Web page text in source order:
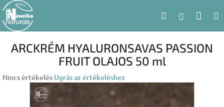
Ugrás
fő
tartalomhoz
Keresés
ARCKRÉM HYALURONSAVAS PASSION
FRUIT OLAJOS 50 ml
A
Nincs értékelés Ugrás az értékeléshez